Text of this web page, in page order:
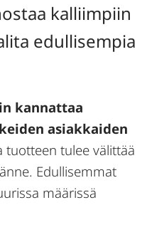
kalliimpiin
edullisempia
kannattaa
asiakkaiden
tuotteen tulee välittää
Edullisemmat
määrissä